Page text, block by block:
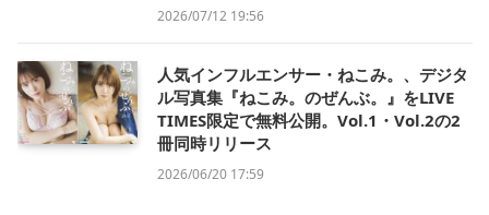
2026/07/12 19:56
人気インフルエンサー・ねこみ。、デジタ
ル写真集『ねこみ。のぜんぶ。』をLIVE
TIMES限定で無料公開。Vol.1・Vol.2の2
冊同時リリース
2026/06/20 17:59